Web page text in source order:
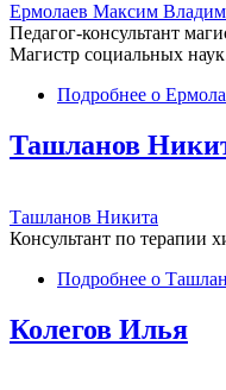
Ермолаев Максим
Педагог-консультант
Магистр социальных
Подробнее о
Ташланов
Ташланов Никита
Консультант по терапии
Подробнее о
Колегов Илья